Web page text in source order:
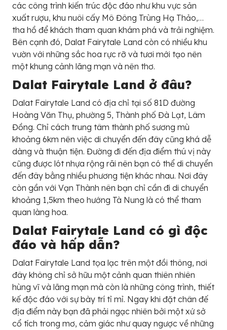
các công trình kiến trúc độc đáo như khu vực sản
xuất rượu, khu nuôi cấy Mô Đông Trùng Hạ Thảo,…
tha hồ để khách tham quan khám phá và trải nghiệm.
Bên cạnh đó, Dalat Fairytale Land còn có nhiều khu
vườn với những sắc hoa rực rỡ và tươi mới tạo nên
một khung cảnh lãng mạn và nên thơ.
Dalat Fairytale Land ở đâu?
Dalat Fairytale Land có địa chỉ tại số 81D đường
Hoàng Văn Thụ, phường 5, Thành phố Đà Lạt, Lâm
Đồng. Chỉ cách trung tâm thành phố sương mù
khoảng 6km nên việc di chuyển đến đây cũng khá dễ
dàng và thuận tiện. Đường đi đến địa điểm thú vị này
cũng được lót nhựa rộng rãi nên bạn có thể di chuyển
đến đây bằng nhiều phương tiện khác nhau. Nơi đây
còn gần với Vạn Thành nên bạn chỉ cần đi di chuyển
khoảng 1,5km theo hướng Tà Nung là có thể tham
quan làng hoa.
Dalat Fairytale Land có gì độc
đáo và hấp dẫn?
Dalat Fairytale Land tọa lạc trên một đồi thông, nơi
đây không chỉ sở hữu một cảnh quan thiên nhiên
hùng vĩ và lãng mạn mà còn là những công trình, thiết
kế độc đáo với sự bày trí tỉ mỉ. Ngay khi đặt chân đế
địa điểm này bạn đã phải ngạc nhiên bởi một xứ sở
cổ tích trong mơ, cảm giác như quay ngược về những